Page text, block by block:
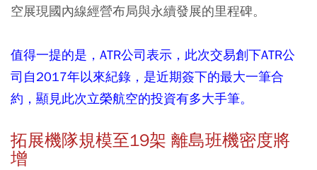
空展現國內線經營布局與永續發展的里程碑。
值得一提的是，ATR公司表示，此次交易創下ATR公
司自2017年以來紀錄，是近期簽下的最大一筆合
約，顯見此次立榮航空的投資有多大手筆。
拓展機隊規模至19架 離島班機密度將
增